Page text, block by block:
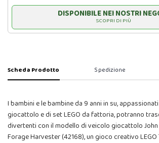
DISPONIBILE NEI NOSTRI
SCOPRI DI PIÙ
Scheda Prodotto Spedizione
I bambini e le bambine da 9 anni in su,
giocattolo e di set LEGO da fattoria, potranno
divertenti con il modello di veicolo giocattolo
Forage Harvester (42168), un gioco creativo LEGO